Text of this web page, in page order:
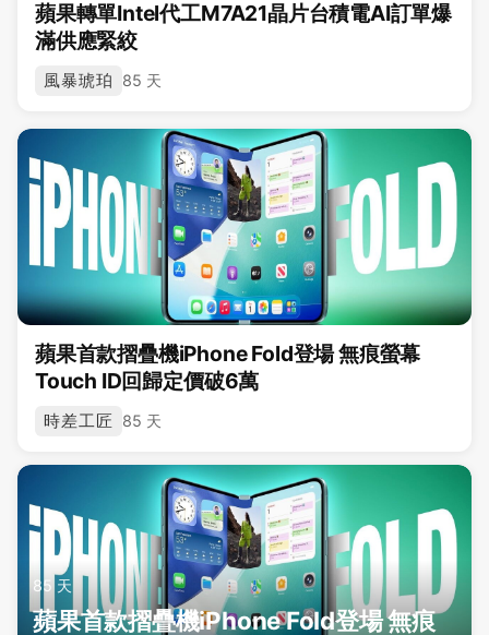
蘋果轉單Intel代工M7A21晶片台積電AI訂單爆
滿供應緊絞
風暴琥珀 85 天
蘋果首款摺疊機iPhone Fold登場 無痕螢幕
Touch ID回歸定價破6萬
時差工匠 85 天
85 天
蘋果首款摺疊機iPhone Fold登場 無痕